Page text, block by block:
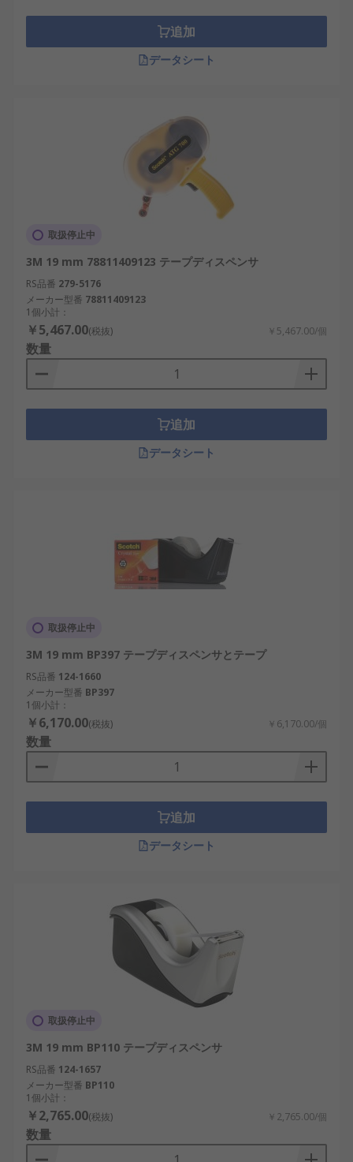
追加
データシート
取扱停止中
3M 19 mm 78811409123 テープディスペンサ
RS品番 279-5176
メーカー型番 78811409123
1個小計：
￥5,467.00(税抜) ￥5,467.00/個
数量
追加
データシート
取扱停止中
3M 19 mm BP397 テープディスペンサとテープ
RS品番 124-1660
メーカー型番 BP397
1個小計：
￥6,170.00(税抜) ￥6,170.00/個
数量
追加
データシート
取扱停止中
3M 19 mm BP110 テープディスペンサ
RS品番 124-1657
メーカー型番 BP110
1個小計：
￥2,765.00(税抜) ￥2,765.00/個
数量